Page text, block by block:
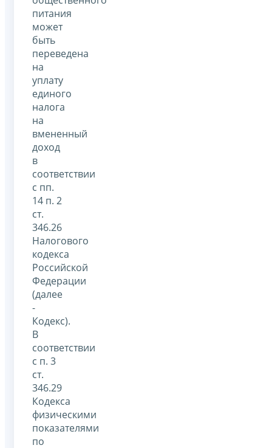
питания
может
быть
переведена
на
уплату
единого
налога
на
вмененный
доход
в
соответствии
с пп.
14 п. 2
ст.
346.26
Налогового
кодекса
Российской
Федерации
(далее
-
Кодекс).
В
соответствии
с п. 3
ст.
346.29
Кодекса
физическими
показателями
по